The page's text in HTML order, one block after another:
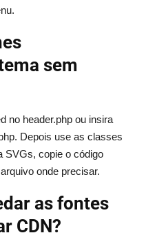
sem
no header.php ou insira
Depois use as classes
SVGs, copie o código
onde precisar.
as fontes
CDN?